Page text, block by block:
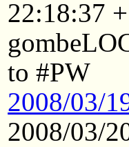
22:18:37 +
to #PW
2008/03/
2008/03/